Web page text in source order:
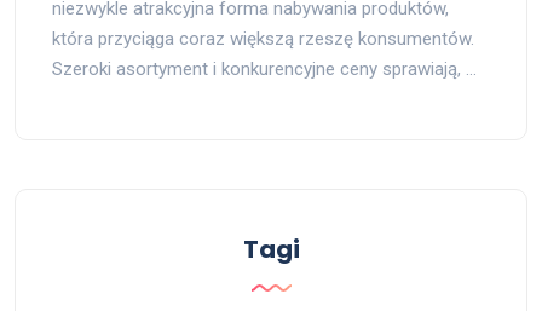
niezwykle atrakcyjna forma nabywania produktów,
która przyciąga coraz większą rzeszę konsumentów.
Szeroki asortyment i konkurencyjne ceny sprawiają, …
Tagi